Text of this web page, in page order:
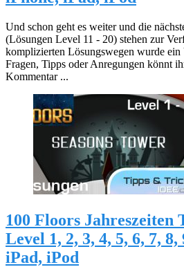
Und schon geht es weiter und die
(Lösungen Level 11 - 20) stehen zur
komplizierten Lösungswegen wurde
Fragen, Tipps oder Anregungen könnt
Kommentar ...
100 Floors Jahreszeiten
Level 1, 2, 3, 4, 5, 6, 7, 8,
iPad, iPod